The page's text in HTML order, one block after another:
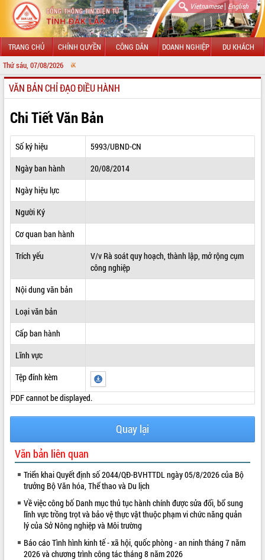
Vietnamese| English
TRANG CHỦ CHÍNH QUYỀN CÔNG DÂN DOANH NGHIỆP DU KHÁCH
Thứ sáu, 07/08/2026
GIỚI THIỆU
LÃNH ĐẠO UBND TỈNH
TIN TỨC SỰ KIỆN
SỞ, BAN, NGÀNH
THÔNG TIN CHỈ ĐẠO ĐIỀU HÀNH
HỆ THỐNG VĂN BẢN
VĂN BẢN HĐND TỈNH
ĐIỂM TIN VĂN BẢN
VIDEO
VĂN BẢN CHỈ ĐẠO ĐIỀU HÀNH
Chi Tiết Văn Bản
Số ký hiệu
5993/UBND-CN
Ngày ban hành
20/08/2014
Ngày hiệu lực
Người Ký
Cơ quan ban hành
Trích yếu
V/v Rà soát quy hoạch, thành lập, mở rộng cụm
công nghiệp
Nội dung văn bản
Loại văn bản
Cấp ban hành
Lĩnh vực
Tệp đính kèm
PDF cannot be displayed.
Quay lại
Văn bản liên quan
Triển khai Quyết định số 2044/QĐ-BVHTTDL ngày 05/8/2026 của Bộ
trưởng Bộ Văn hóa, Thể thao và Du lịch
Về việc công bố Danh mục thủ tục hành chính được sửa đổi, bổ sung
lĩnh vực trồng trọt và bảo vệ thực vật thuộc phạm vi chức năng quản
lý của Sở Nông nghiệp và Môi trường
Báo cáo Tình hình kinh tế - xã hội, quốc phòng - an ninh tháng 7 năm
2026 và chương trình công tác tháng 8 năm 2026